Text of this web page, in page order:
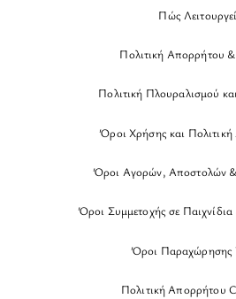
Πώς Λειτουργεί
Πολιτική Απορρήτου
Πολιτική Πλουραλισμού
Όροι Χρήσης και Πολιτική
Όροι Αγορών, Αποστολών
Όροι Συμμετοχής σε
Όροι Παραχώρησης
Πολιτική Απορρήτου